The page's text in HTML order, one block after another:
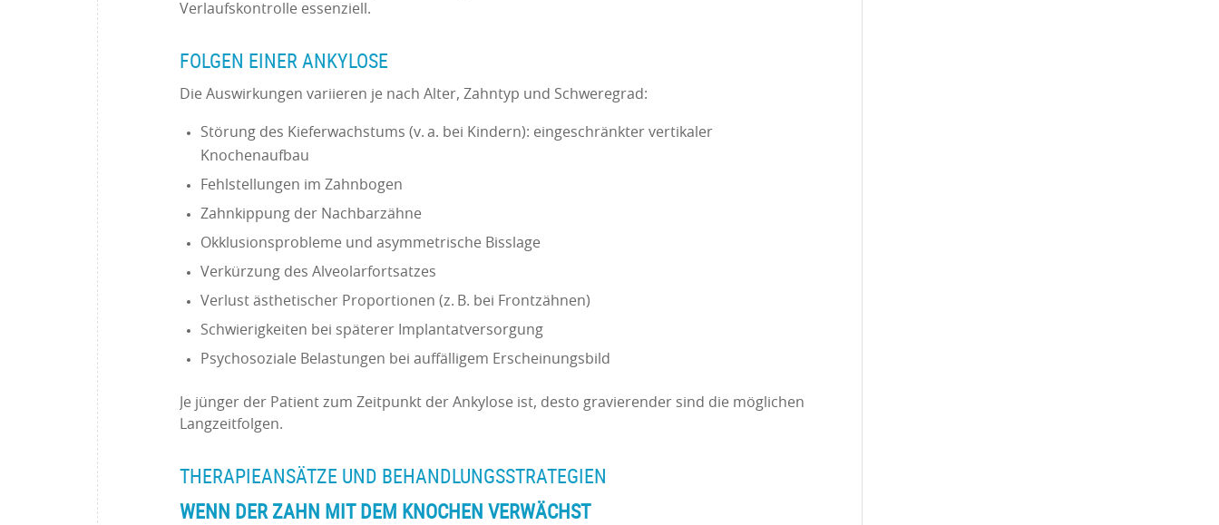
Verlaufskontrolle essenziell.
FOLGEN EINER ANKYLOSE
Die Auswirkungen variieren je nach Alter, Zahntyp und Schweregrad:
Störung des Kieferwachstums (v. a. bei Kindern): eingeschränkter vertikaler
Knochenaufbau
Fehlstellungen im Zahnbogen
Zahnkippung der Nachbarzähne
Okklusionsprobleme und asymmetrische Bisslage
Verkürzung des Alveolarfortsatzes
Verlust ästhetischer Proportionen (z. B. bei Frontzähnen)
Schwierigkeiten bei späterer Implantatversorgung
Psychosoziale Belastungen bei auffälligem Erscheinungsbild
Je jünger der Patient zum Zeitpunkt der Ankylose ist, desto gravierender sind die möglichen
Langzeitfolgen.
THERAPIEANSÄTZE UND BEHANDLUNGSSTRATEGIEN
WENN DER ZAHN MIT DEM KNOCHEN VERWÄCHST